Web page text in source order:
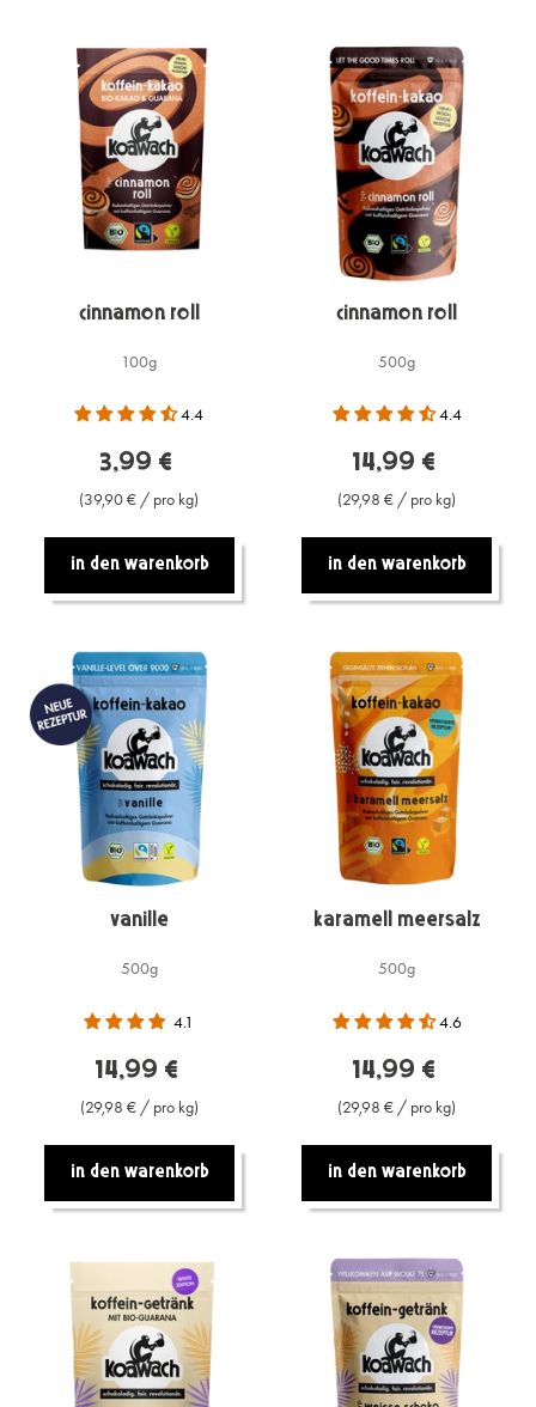
Cinnamon Roll
100g
4.4
3,99 €
(39,90 € / pro kg)
In den warenkorb
Cinnamon Roll
500g
4.4
14,99 €
(29,98 € / pro kg)
In den warenkorb
Vanille
500g
4.1
14,99 €
(29,98 € / pro kg)
In den warenkorb
Karamell Meersalz
500g
4.6
14,99 €
(29,98 € / pro kg)
In den warenkorb